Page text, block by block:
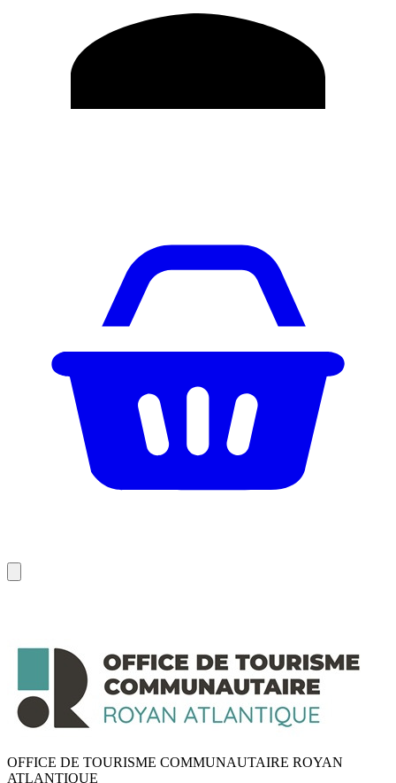
OFFICE DE TOURISME COMMUNAUTAIRE ROYAN
ATLANTIQUE